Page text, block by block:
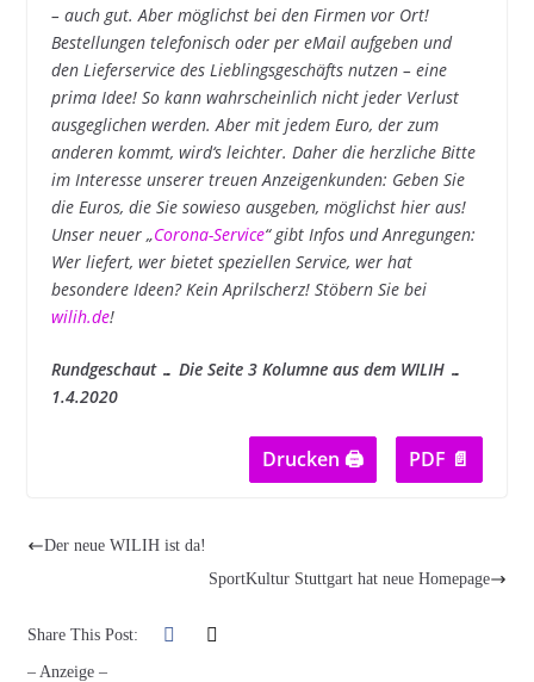
– auch gut. Aber möglichst bei den Firmen vor Ort!
Bestellungen telefonisch oder per eMail aufgeben und
den Lieferservice des Lieblingsgeschäfts nutzen – eine
prima Idee! So kann wahrscheinlich nicht jeder Verlust
ausgeglichen werden. Aber mit jedem Euro, der zum
anderen kommt, wird‘s leichter. Daher die herzliche Bitte
im Interesse unserer treuen Anzeigenkunden: Geben Sie
die Euros, die Sie sowieso ausgeben, möglichst hier aus!
Unser neuer „Corona-Service“ gibt Infos und Anregungen:
Wer liefert, wer bietet speziellen Service, wer hat
besondere Ideen? Kein Aprilscherz! Stöbern Sie bei
wilih.de!
Rundgeschaut … Die Seite 3 Kolumne aus dem WILIH …
1.4.2020
Drucken 🖨 PDF 📄
Der neue WILIH ist da!
SportKultur Stuttgart hat neue Homepage
Share This Post:
– Anzeige –